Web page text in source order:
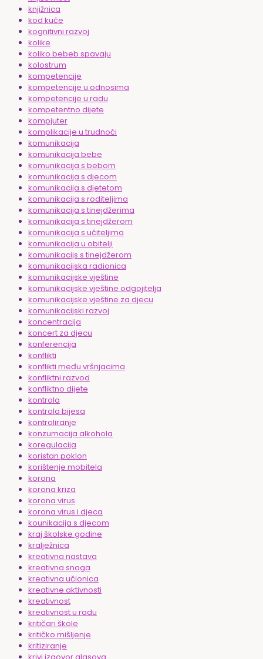
knjižnica
kod kuće
kognitivni razvoj
kolike
koliko bebeb spavaju
kolostrum
kompetencije
kompetencije u odnosima
kompetencije u radu
kompetentno dijete
kompjuter
komplikacije u trudnoći
komunikacija
komunikacija bebe
komunikacija s bebom
komunikacija s djecom
komunikacija s djetetom
komunikacija s roditeljima
komunikacija s tinejdžerima
komunikacija s tinejdžerom
komunikacija s učiteljima
komunikacija u obitelji
komunikacijs s tinejdžerom
komunikacijska radionica
komunikacijske vještine
komunikacijske vještine odgojitelja
komunikacijske vještine za djecu
komunikacijski razvoj
koncentracija
koncert za djecu
konferencija
konflikti
konflikti među vršnjacima
konfliktni razvod
konfliktno dijete
kontrola
kontrola bijesa
kontroliranje
konzumacija alkohola
koregulacija
koristan poklon
korištenje mobitela
korona
korona kriza
korona virus
korona virus i djeca
kounikacija s djecom
kraj školske godine
kralježnica
kreativna nastava
kreativna snaga
kreativna učionica
kreativne aktivnosti
kreativnost
kreativnost u radu
kritičari škole
kritičko mišljenje
kritiziranje